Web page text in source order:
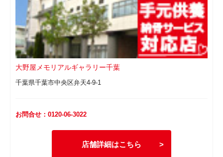
大野屋メモリアルギャラリー千葉
千葉県千葉市中央区弁天4-9-1
お問合せ：0120-06-3022
店舗詳細はこちら